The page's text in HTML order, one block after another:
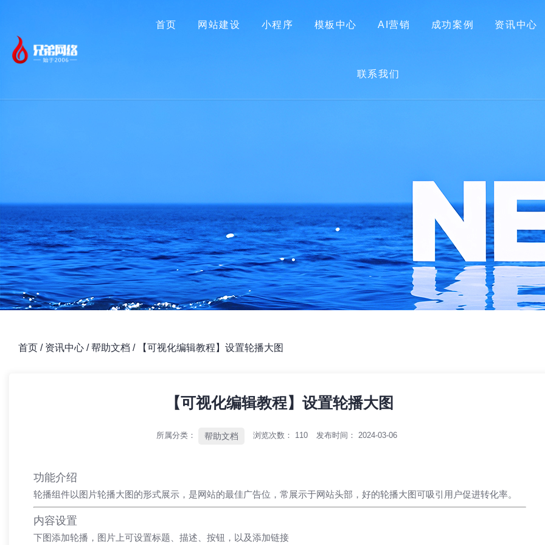
首页 网站建设 小程序 模板中心 AI营销 成功案例 资讯中心
联系我们
首页 关于我们 网站建设 小程序 模板中心
首页 / 资讯中心 /帮助文档 / 【可视化编辑教程】设置轮播大图
【可视化编辑教程】设置轮播大图
所属分类： 帮助文档 浏览次数： 110 发布时间： 2024-03-06
功能介绍
轮播组件以图片轮播大图的形式展示，是网站的最佳广告位，常展示于网站头部，好的轮播大图可吸引用户促进转化率。
内容设置
下图添加轮播，图片上可设置标题、描述、按钮，以及添加链接